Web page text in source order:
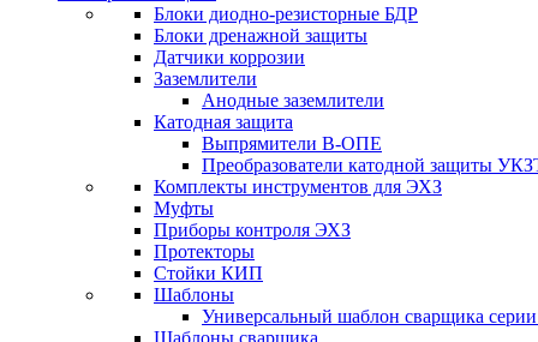
Блоки диодно-резисторные БДР
Блоки дренажной защиты
Датчики коррозии
Заземлители
Анодные заземлители
Катодная защита
Выпрямители В-ОПЕ
Преобразователи катодной защиты
Комплекты инструментов для ЭХЗ
Муфты
Приборы контроля ЭХЗ
Протекторы
Стойки КИП
Шаблоны
Универсальный шаблон сварщика
Шаблоны сварщика